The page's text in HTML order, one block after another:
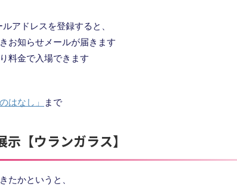
アドレスを登録すると、
お知らせメールが届きます
料金で入場できます
はなし」
まで
【ウランガラス】
たかというと、